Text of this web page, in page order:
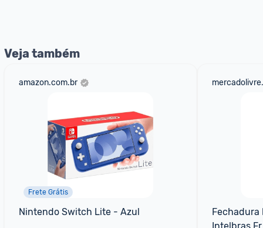
Veja também
amazon.com.br
Frete Grátis
Nintendo Switch Lite - Azul
Fechadura